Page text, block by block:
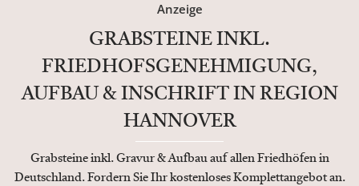
Anzeige
GRABSTEINE INKL.
FRIEDHOFSGENEHMIGUNG,
AUFBAU & INSCHRIFT IN REGION
HANNOVER
Grabsteine inkl. Gravur & Aufbau auf allen Friedhöfen in
Deutschland. Fordern Sie Ihr kostenloses Komplettangebot an.